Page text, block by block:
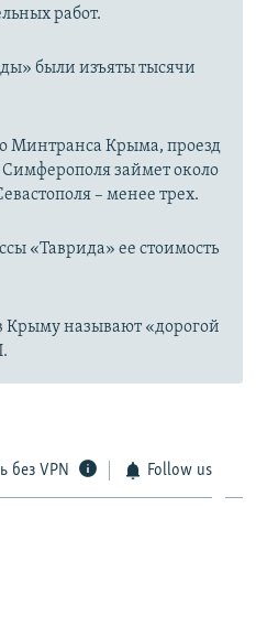
работ.
были изъяты тысячи
Минтранса Крыма, проезд
займет около
– менее трех.
«Таврида» ее стоимость
Крыму называют «дорогой
без VPN Follow us